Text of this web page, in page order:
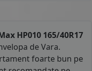
HP010 165/40R17
de Vara.
foarte bun pe